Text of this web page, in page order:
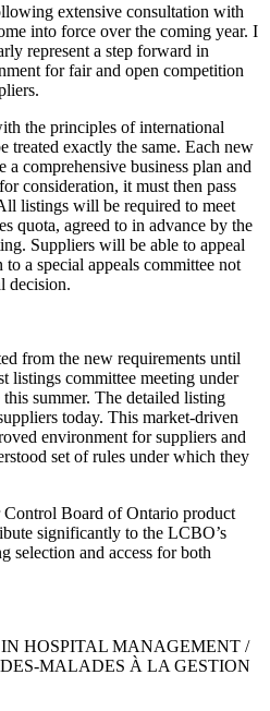
extensive consultation with
into force over the coming year. I
represent a step forward in
for fair and open competition
the principles of international
treated exactly the same. Each new
comprehensive business plan and
consideration, it must then pass
listings will be required to meet
quota, agreed to in advance by the
Suppliers will be able to appeal
a special appeals committee not
decision.
from the new requirements until
listings committee meeting under
summer. The detailed listing
today. This market-driven
environment for suppliers and
set of rules under which they
Board of Ontario product
significantly to the LCBO’s
selection and access for both
IN HOSPITAL MANAGEMENT /
MALADES À LA GESTION